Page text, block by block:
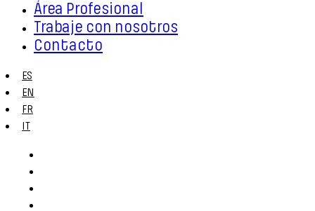
Área Profesional
Trabaje con nosotros
Contacto
ES
EN
FR
IT